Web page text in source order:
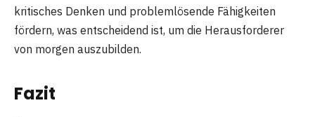
kritisches Denken und problemlösende Fähigkeiten
fördern, was entscheidend ist, um die Herausforderer
von morgen auszubilden.
Fazit